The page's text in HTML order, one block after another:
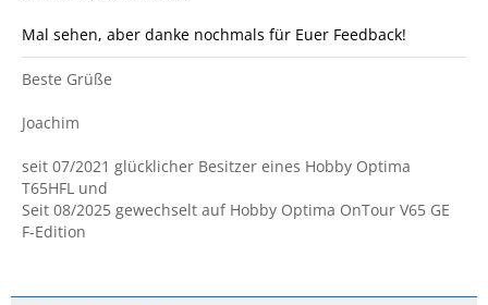
Mal sehen, aber danke nochmals für Euer Feedback!
Beste Grüße
Joachim
seit 07/2021 glücklicher Besitzer eines Hobby Optima
T65HFL und
Seit 08/2025 gewechselt auf Hobby Optima OnTour V65 GE
F-Edition